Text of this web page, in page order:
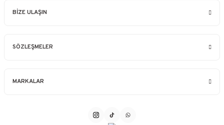
BİZE ULAŞIN
SÖZLEŞMELER
MARKALAR